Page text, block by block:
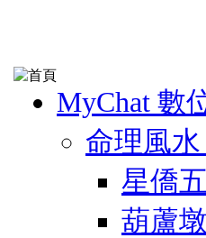
MyChat 數
命理風水
星僑
葫蘆